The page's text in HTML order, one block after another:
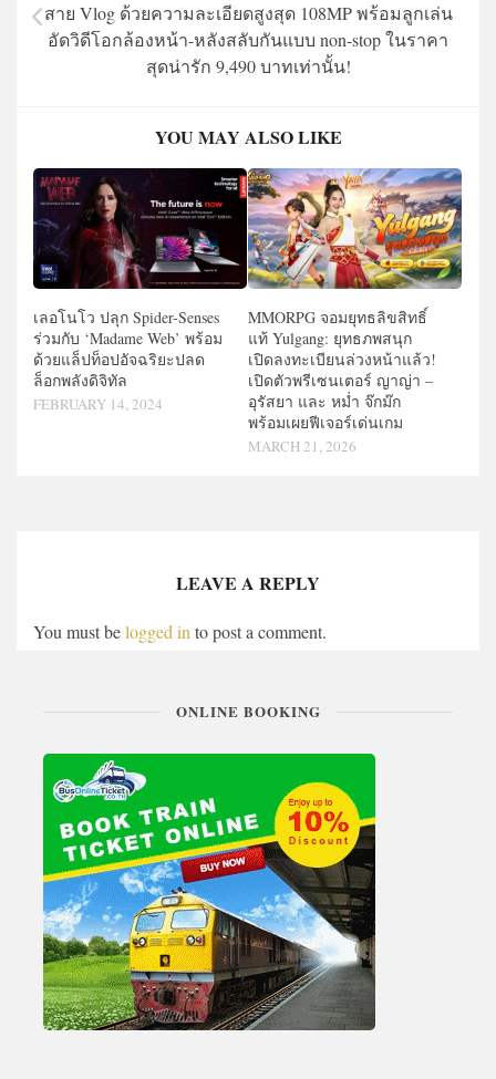
สาย Vlog ด้วยความละเอียดสูงสุด 108MP พร้อมลูกเล่น
อัดวิดีโอกล้องหน้า-หลังสลับกันแบบ non-stop ในราคา
สุดน่ารัก 9,490 บาทเท่านั้น!
YOU MAY ALSO LIKE
เลอโนโว ปลุก Spider-Senses
ร่วมกับ ‘Madame Web’ พร้อม
ด้วยแล็ปท็อปอัจฉริยะปลด
ล็อกพลังดิจิทัล
FEBRUARY 14, 2024
MMORPG จอมยุทธลิขสิทธิ์
แท้ Yulgang: ยุทธภพสนุก
เปิดลงทะเบียนล่วงหน้าแล้ว!
เปิดตัวพรีเซนเตอร์ ญาญ่า –
อุรัสยา และ หม่ำ จ๊กม๊ก
พร้อมเผยฟีเจอร์เด่นเกม
MARCH 21, 2026
LEAVE A REPLY
You must belogged in to post a comment.
ONLINE BOOKING